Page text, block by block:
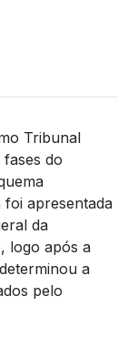
Tribunal
do
foi apresentada
da
logo após a
a
pelo